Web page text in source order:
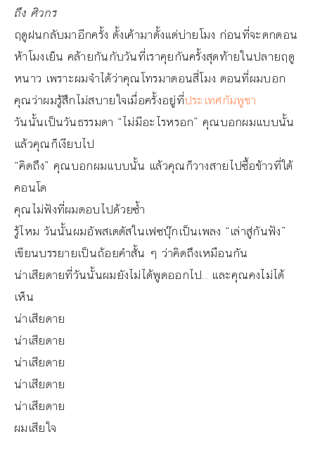
ถึง ศิวกร
ฤดูฝนกลับมาอีกครั้ง ตั้งเค้ามาตั้งแต่บ่ายโมง ก่อนที่จะตกตอน
ห้าโมงเย็น คล้ายกันกับวันที่เราคุยกันครั้งสุดท้ายในปลายฤดู
หนาว เพราะผมจำได้ว่าคุณโทรมาตอนสี่โมง ตอนที่ผมบอก
คุณว่าผมรู้สึกไม่สบายใจเมื่อครั้งอยู่ที่ประเทศกัมพูชา
วันนั้นเป็นวันธรรมดา “ไม่มีอะไรหรอก” คุณบอกผมแบบนั้น
แล้วคุณก็เงียบไป
“คิดถึง” คุณบอกผมแบบนั้น แล้วคุณก็วางสายไปซื้อข้าวที่ใต้
คอนโด
คุณไม่ฟังที่ผมตอบไปด้วยซ้ำ
รู้ไหม วันนั้นผมอัพสเตตัสในเฟซบุ๊กเป็นเพลง “เล่าสู่กันฟัง”
เขียนบรรยายเป็นถ้อยคำสั้น ๆ ว่าคิดถึงเหมือนกัน
น่าเสียดายที่วันนั้นผมยังไม่ได้พูดออกไป.. และคุณคงไม่ได้
เห็น
น่าเสียดาย
น่าเสียดาย
น่าเสียดาย
น่าเสียดาย
น่าเสียดาย
ผมเสียใจ